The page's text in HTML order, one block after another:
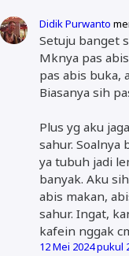
Didik Purwanto
Setuju banget
Mknya pas
pas abis buka,
Biasanya sih
Plus yg aku
sahur. Soalnya
ya tubuh jadi
banyak. Aku
abis makan,
sahur. Ingat,
kafein nggak
12 Mei 2024 pukul